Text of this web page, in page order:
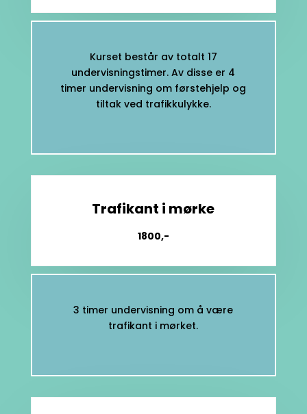
Kurset består av totalt 17
undervisningstimer. Av disse er 4
timer undervisning om førstehjelp og
tiltak ved trafikkulykke.
Trafikant i mørke
1800,-
3 timer undervisning om å være
trafikant i mørket.